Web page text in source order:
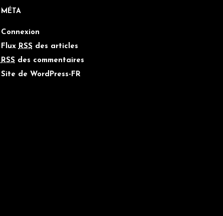
MÉTA
Connexion
FluxRSS des articles
RSS des commentaires
Site de WordPress-FR